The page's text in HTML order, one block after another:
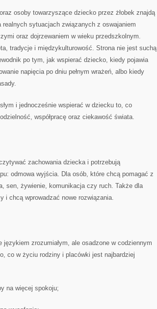
osoby towarzyszące dziecko przez żłobek znajdą
sytuacjach związanych z oswajaniem
oraz dojrzewaniem w wieku przedszkolnym.
tradycje i międzykulturowość. Strona nie jest suchą
po tym, jak wspierać dziecko, kiedy pojawia
napięcia po dniu pełnym wrażeń, albo kiedy
i jednocześnie wspierać w dziecku to, co
współpracę oraz ciekawość świata.
zachowania dziecka i potrzebują
odmowa wyjścia. Dla osób, które chcą pomagać z
sen, żywienie, komunikacja czy ruch. Także dla
i chcą wprowadzać nowe rozwiązania.
językiem zrozumiałym, ale osadzone w codziennym
co w życiu rodziny i placówki jest najbardziej
na więcej spokoju;